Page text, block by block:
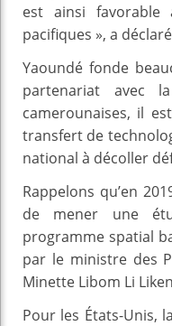
est ainsi
pacifiques », a
Yaoundé fonde
partenariat avec
camerounaises, il
transfert de
national à décoller
Rappelons qu’en
de mener une
programme spatial
par le ministre des
Minette Libom Li
Pour les États-Unis,